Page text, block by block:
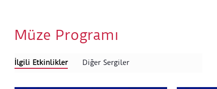
Müze Programı
İlgili Etkinlikler Diğer Sergiler